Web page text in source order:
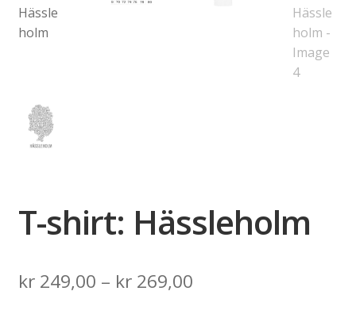
T-shirt: Hässleholm
kr249,00 – kr269,00Price